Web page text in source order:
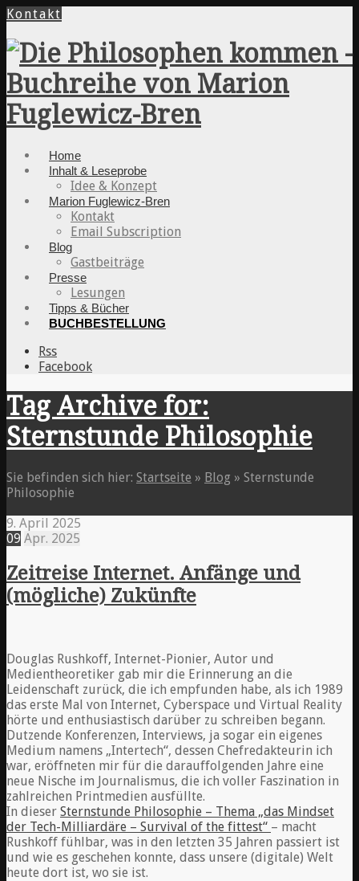
Kontakt
Home
Inhalt & Leseprobe
Idee & Konzept
Marion Fuglewicz-Bren
Kontakt
Email Subscription
Blog
Gastbeiträge
Presse
Lesungen
Tipps & Bücher
BUCHBESTELLUNG
Rss
Facebook
Tag Archive for:
Sternstunde Philosophie
Sie befinden sich hier: Startseite » Blog » Sternstunde
Philosophie
9. April 2025
09 Apr. 2025
Zeitreise Internet. Anfänge und
(mögliche) Zukünfte
Douglas Rushkoff, Internet-Pionier, Autor und
Medientheoretiker gab mir die Erinnerung an die
Leidenschaft zurück, die ich empfunden habe, als ich 1989
das erste Mal von Internet, Cyberspace und Virtual Reality
hörte und enthusiastisch darüber zu schreiben begann.
Dutzende Konferenzen, Interviews, ja sogar ein eigenes
Medium namens „Intertech“, dessen Chefredakteurin ich
war, eröffneten mir für die darauffolgenden Jahre eine
neue Nische im Journalismus, die ich voller Faszination in
zahlreichen Printmedien ausfüllte.
In dieser Sternstunde Philosophie – Thema „das Mindset
der Tech-Milliardäre – Survival of the fittest“ – macht
Rushkoff fühlbar, was in den letzten 35 Jahren passiert ist
und wie es geschehen konnte, dass unsere (digitale) Welt
heute dort ist, wo sie ist.